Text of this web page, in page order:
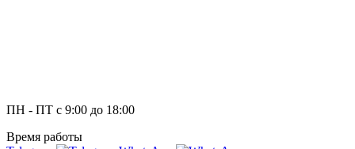
ПН - ПТ с 9:00 до 18:00
Время работы